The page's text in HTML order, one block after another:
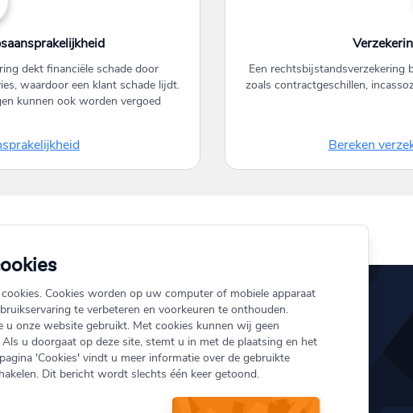
dekt financiële schade door
waardoor een klant schade lijdt.
kunnen ook worden vergoed
Een rechtsbijstandsverzekering
zoals contractgeschillen,
Bereken
1151
Over ons
Schade melden
Cookies worden op uw computer of mobiele apparaat
te verbeteren en voorkeuren te onthouden.
u onze website gebruikt. Met cookies kunnen wij geen
u doorgaat op deze site, stemt u in met de plaatsing en het
'Cookies' vindt u meer informatie over de gebruikte
Dit bericht wordt slechts één keer getoond.